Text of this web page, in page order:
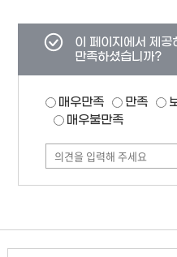
콘텐츠
만족도
조사
이 페이지에서 제
만족하셨습니까?
만족도
조사
폼
매우만족 만족
매우불만족